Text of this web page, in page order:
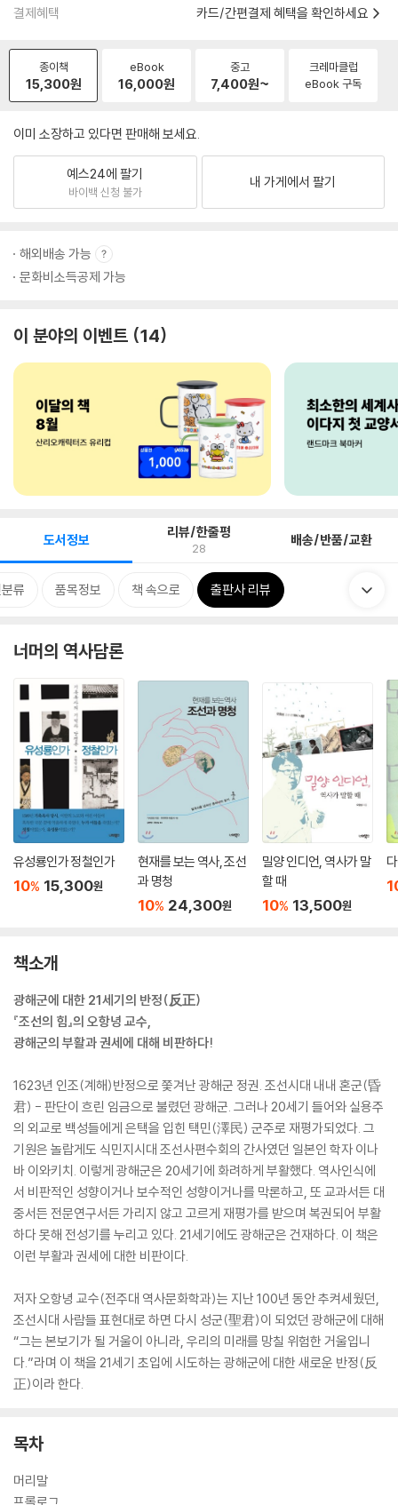
결제혜택 카드/간편결제 혜택을 확인하세요
종이책
15,300원
eBook
16,000원
중고
7,400원~
크레마클럽
eBook 구독
이미 소장하고 있다면 판매해 보세요.
예스24에 팔기
바이백 신청 불가
내 가게에서 팔기
해외배송 가능
문화비소득공제 가능
이 분야의 이벤트 14
도서정보 리뷰/한줄평
28 배송/반품/교환
류 품목정보 책 속으로 출판사 리뷰
너머의 역사담론
유성룡인가 정철인가
10% 15,300원
현재를 보는 역사, 조선
과 명청
10% 24,300원
밀양 인디언, 역사가 말
할 때
10% 13,500원
책소개
광해군에 대한 21세기의 반정(反正)
『조선의 힘』의 오항녕 교수,
광해군의 부활과 권세에 대해 비판하다!
1623년 인조(계해)반정으로 쫓겨난 광해군 정권. 조선시대 내내 혼군(昏
君) - 판단이 흐린 임금으로 불렸던 광해군. 그러나 20세기 들어와 실용주
의 외교로 백성들에게 은택을 입힌 택민(澤民) 군주로 재평가되었다. 그
기원은 놀랍게도 식민지시대 조선사편수회의 간사였던 일본인 학자 이나
바 이와키치. 이렇게 광해군은 20세기에 화려하게 부활했다. 역사인식에
서 비판적인 성향이거나 보수적인 성향이거나를 막론하고, 또 교과서든 대
중서든 전문연구서든 가리지 않고 고르게 재평가를 받으며 복권되어 부활
하다 못해 전성기를 누리고 있다. 21세기에도 광해군은 건재하다. 이 책은
이런 부활과 권세에 대한 비판이다.
저자 오항녕 교수(전주대 역사문화학과)는 지난 100년 동안 추켜세웠던,
조선시대 사람들 표현대로 하면 다시 성군(聖君)이 되었던 광해군에 대해
“그는 본보기가 될 거울이 아니라, 우리의 미래를 망칠 위험한 거울입니
다.”라며 이 책을 21세기 초입에 시도하는 광해군에 대한 새로운 반정(反
正)이라 한다.
목차
머리말